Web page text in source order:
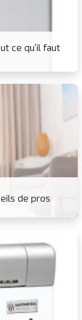
ce qu’il faut
de pros